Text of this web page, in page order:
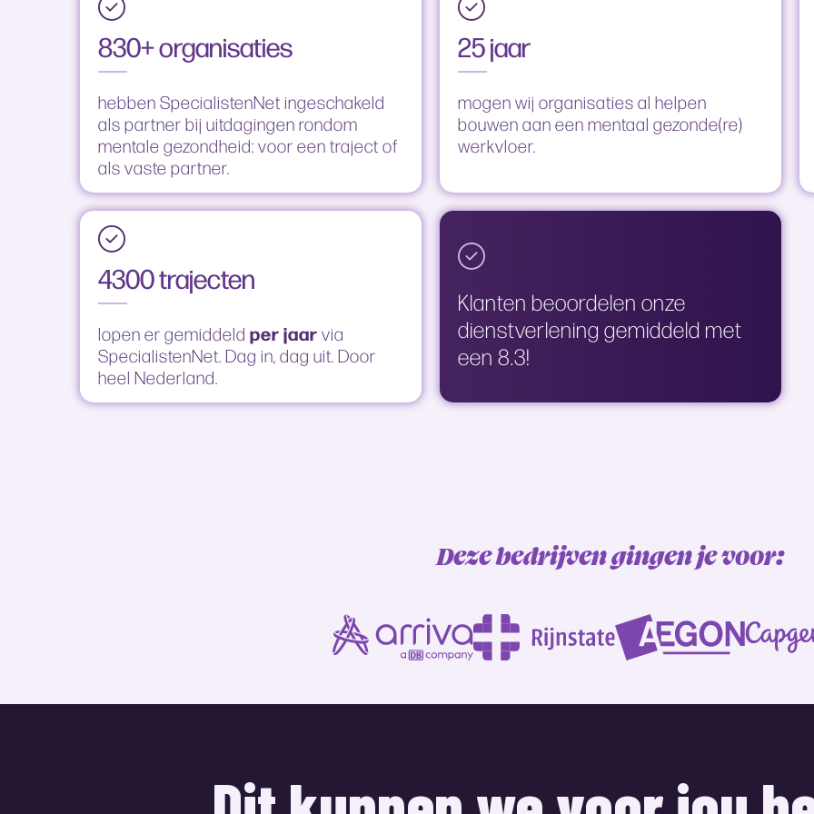
830+ organisaties
hebben SpecialistenNet ingeschakeld
als partner bij uitdagingen rondom
mentale gezondheid: voor een traject of
als vaste partner.
25 jaar
mogen wij organisaties al helpen
bouwen aan een mentaal gezonde(re)
werkvloer.
4300 trajecten
lopen er gemiddeld per jaar via
SpecialistenNet. Dag in, dag uit. Door
heel Nederland.
Klanten beoordelen onze
dienstverlening gemiddeld met
een 8.3!
Deze bedrijven gingen je voor: